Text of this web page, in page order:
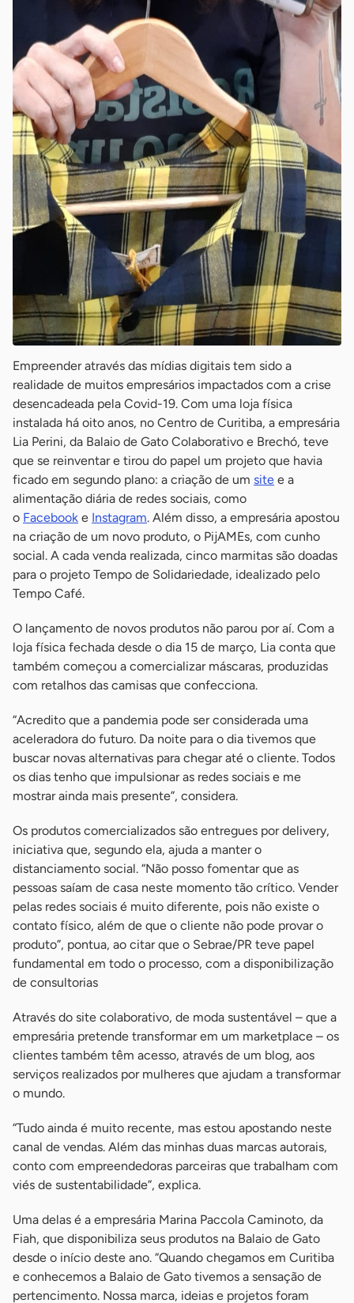
Empreender através das mídias digitais tem sido a
realidade de muitos empresários impactados com a crise
desencadeada pela Covid-19. Com uma loja física
instalada há oito anos, no Centro de Curitiba, a empresária
Lia Perini, da Balaio de Gato Colaborativo e Brechó, teve
que se reinventar e tirou do papel um projeto que havia
ficado em segundo plano: a criação de um site e a
alimentação diária de redes sociais, como
o Facebook e Instagram. Além disso, a empresária apostou
na criação de um novo produto, o PijAMEs, com cunho
social. A cada venda realizada, cinco marmitas são doadas
para o projeto Tempo de Solidariedade, idealizado pelo
Tempo Café.
O lançamento de novos produtos não parou por aí. Com a
loja física fechada desde o dia 15 de março, Lia conta que
também começou a comercializar máscaras, produzidas
com retalhos das camisas que confecciona.
“Acredito que a pandemia pode ser considerada uma
aceleradora do futuro. Da noite para o dia tivemos que
buscar novas alternativas para chegar até o cliente. Todos
os dias tenho que impulsionar as redes sociais e me
mostrar ainda mais presente”, considera.
Os produtos comercializados são entregues por delivery,
iniciativa que, segundo ela, ajuda a manter o
distanciamento social. “Não posso fomentar que as
pessoas saíam de casa neste momento tão crítico. Vender
pelas redes sociais é muito diferente, pois não existe o
contato físico, além de que o cliente não pode provar o
produto”, pontua, ao citar que o Sebrae/PR teve papel
fundamental em todo o processo, com a disponibilização
de consultorias
Através do site colaborativo, de moda sustentável – que a
empresária pretende transformar em um marketplace – os
clientes também têm acesso, através de um blog, aos
serviços realizados por mulheres que ajudam a transformar
o mundo.
“Tudo ainda é muito recente, mas estou apostando neste
canal de vendas. Além das minhas duas marcas autorais,
conto com empreendedoras parceiras que trabalham com
viés de sustentabilidade”, explica.
Uma delas é a empresária Marina Paccola Caminoto, da
Fiah, que disponibiliza seus produtos na Balaio de Gato
desde o início deste ano. “Quando chegamos em Curitiba
e conhecemos a Balaio de Gato tivemos a sensação de
pertencimento. Nossa marca, ideias e projetos foram